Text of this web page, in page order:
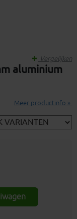
aluminium
Vergelijken
Meer productinfo »